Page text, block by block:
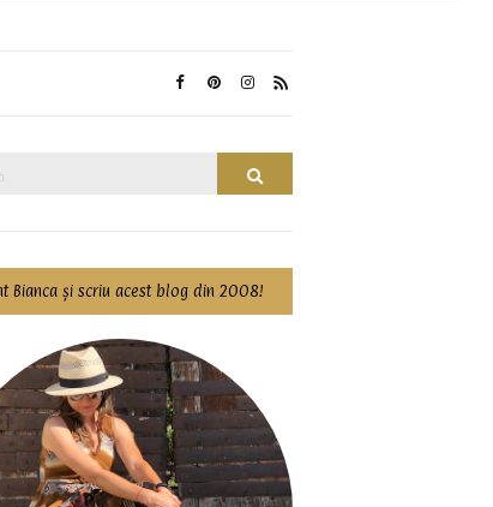
Search
Bianca și scriu acest blog din 2008!